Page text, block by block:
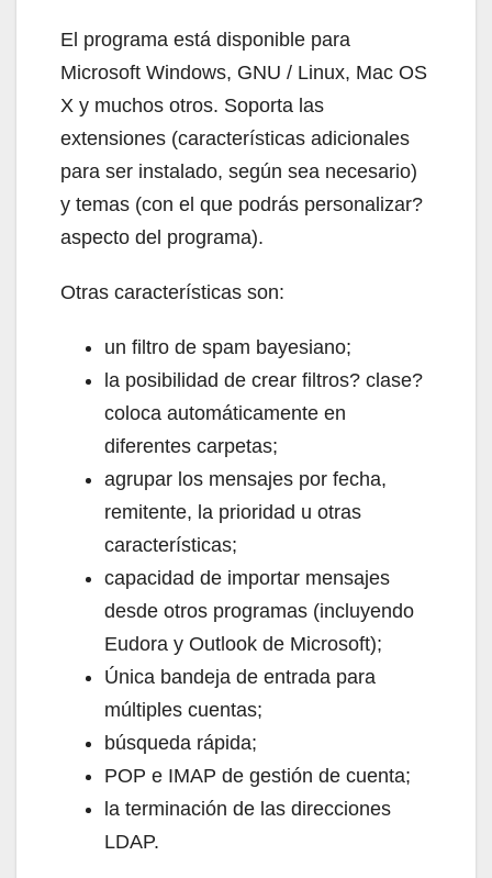
El programa está disponible para
Microsoft Windows, GNU / Linux, Mac OS
X y muchos otros. Soporta las
extensiones (características adicionales
para ser instalado, según sea necesario)
y temas (con el que podrás personalizar?
aspecto del programa).
Otras características son:
un filtro de spam bayesiano;
la posibilidad de crear filtros? clase?
coloca automáticamente en
diferentes carpetas;
agrupar los mensajes por fecha,
remitente, la prioridad u otras
características;
capacidad de importar mensajes
desde otros programas (incluyendo
Eudora y Outlook de Microsoft);
Única bandeja de entrada para
múltiples cuentas;
búsqueda rápida;
POP e IMAP de gestión de cuenta;
la terminación de las direcciones
LDAP.